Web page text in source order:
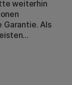
weiterhin
Als
späteren